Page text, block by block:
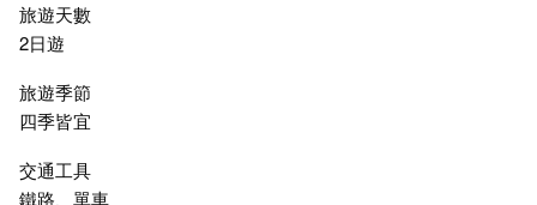
旅遊天數
2日遊
旅遊季節
四季皆宜
交通工具
鐵路、單車